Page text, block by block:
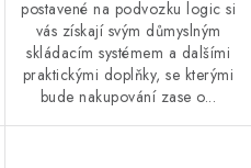
postavené na podvozku logic si
vás získají svým důmyslným
skládacím systémem a dalšími
praktickými doplňky, se kterými
bude nakupování zase o...